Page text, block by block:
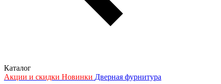
Каталог
Акции и скидки Новинки Дверная фурнитура